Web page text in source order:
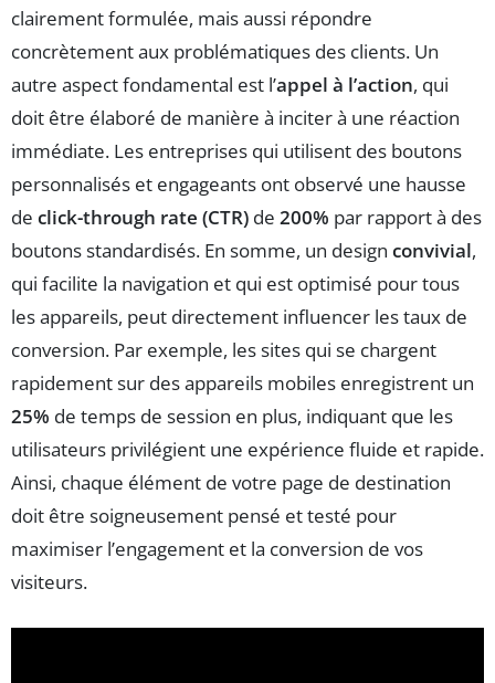
clairement formulée, mais aussi répondre
concrètement aux problématiques des clients. Un
autre aspect fondamental est l’appel à l’action, qui
doit être élaboré de manière à inciter à une réaction
immédiate. Les entreprises qui utilisent des boutons
personnalisés et engageants ont observé une hausse
de click-through rate (CTR) de 200% par rapport à des
boutons standardisés. En somme, un design convivial,
qui facilite la navigation et qui est optimisé pour tous
les appareils, peut directement influencer les taux de
conversion. Par exemple, les sites qui se chargent
rapidement sur des appareils mobiles enregistrent un
25% de temps de session en plus, indiquant que les
utilisateurs privilégient une expérience fluide et rapide.
Ainsi, chaque élément de votre page de destination
doit être soigneusement pensé et testé pour
maximiser l’engagement et la conversion de vos
visiteurs.